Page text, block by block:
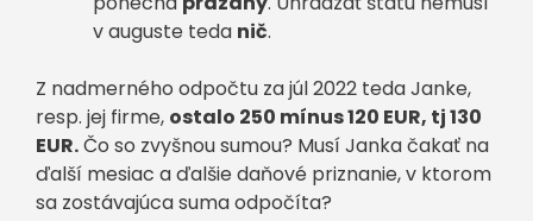
v auguste teda nič.
Z nadmerného odpočtu za júl 2022 teda Janke,
resp. jej firme, ostalo 250 mínus 120 EUR, tj 130
EUR.Čo so zvyšnou sumou? Musí Janka čakať na
ďalší mesiac a ďalšie daňové priznanie, v ktorom
sa zostávajúca suma odpočíta?